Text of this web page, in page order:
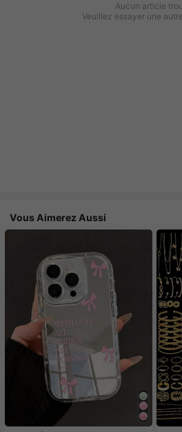
Aucun article
Veuillez essayer une
Vous Aimerez Aussi